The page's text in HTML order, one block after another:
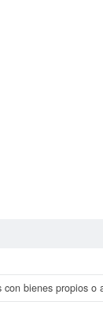
bienes propios o